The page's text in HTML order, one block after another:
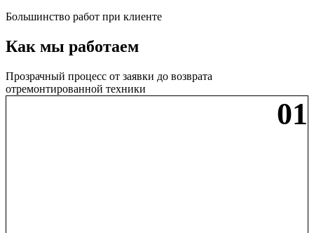
Большинство работ при клиенте
Как мы работаем
Прозрачный процесс от заявки до возврата
отремонтированной техники
01